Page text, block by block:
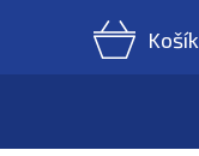
Košík